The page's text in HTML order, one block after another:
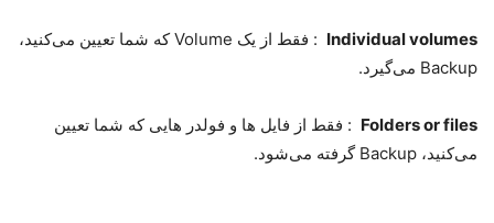
Individual volumes
: فقط از یک Volume که شما تعیین می‌کنید،
Backup می‌گیرد.
Folders or files : فقط از فایل ها و فولدر هایی که شما تعیین
می‌کنید، Backup گرفته می‌شود.